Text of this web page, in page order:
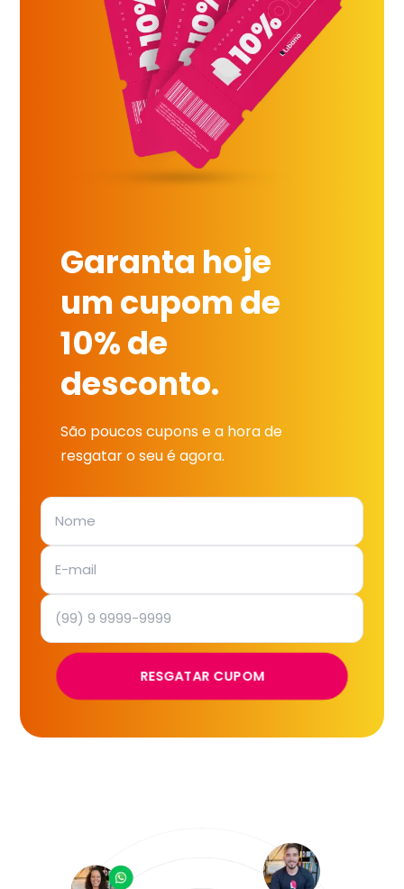
Garanta hoje
um cupom de
10% de
desconto.
São poucos cupons e a hora de
resgatar o seu é agora.
RESGATAR CUPOM